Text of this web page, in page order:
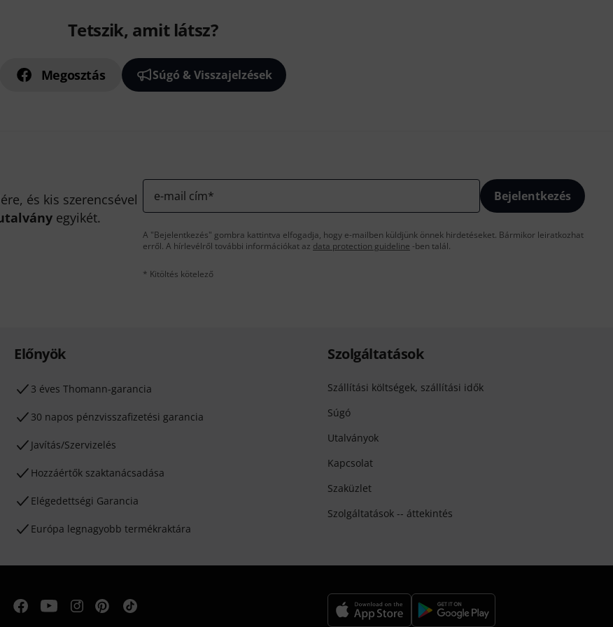
Tetszik, amit látsz?
Megosztás Súgó & Visszajelzések
és kis szerencsével
egyikét.
e-mail cím* Bejelentkezés
A "Bejelentkezés" gombra kattintva elfogadja, hogy e-mailben küldjünk önnek hirdetéseket. Bármikor leiratkozhat
erről. A hírlevélről további információkat az data protection guideline -ben talál.
* Kitöltés kötelező
Előnyök
3 éves Thomann-garancia
30 napos pénzvisszafizetési garancia
Javítás/Szervizelés
Hozzáértők szaktanácsadása
Elégedettségi Garancia
Európa legnagyobb termékraktára
Szolgáltatások
Szállítási költségek, szállítási idők
Súgó
Utalványok
Kapcsolat
Szaküzlet
Szolgáltatások -- áttekintés